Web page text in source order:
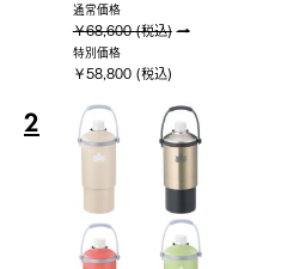
通常価格
￥68,600 (税込)
特別価格
￥58,800 (税込)
2